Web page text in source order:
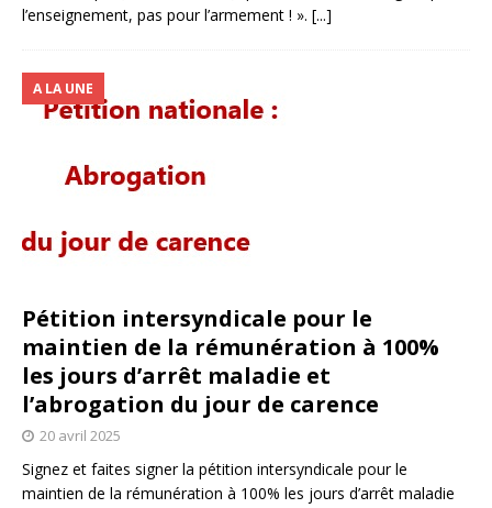
l’enseignement, pas pour l’armement ! ». [...]
Pétition intersyndicale pour le
maintien de la rémunération à 100%
les jours d’arrêt maladie et
l’abrogation du jour de carence
A LA UNE
20 avril 2025
Signez et faites signer la pétition intersyndicale pour le
maintien de la rémunération à 100% les jours d’arrêt maladie